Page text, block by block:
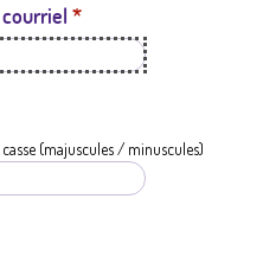
*
(majuscules / minuscules)